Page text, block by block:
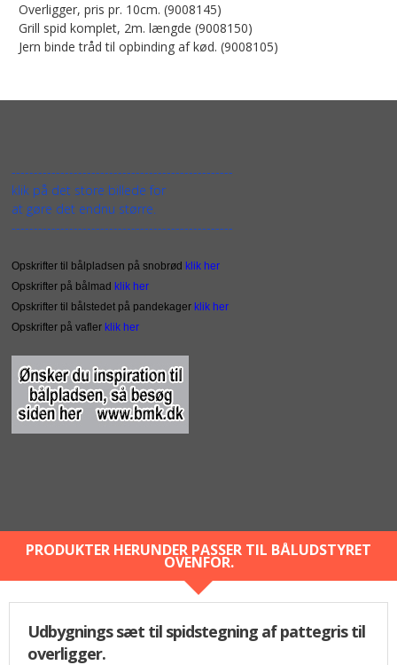
Overligger, pris pr. 10cm. (9008145)
Grill spid komplet, 2m. længde (9008150)
Jern binde tråd til opbinding af kød. (9008105)
--------------------------------------------------
klik på det store billede for
at gøre det endnu større.
--------------------------------------------------
Opskrifter til bålpladsen på snobrød klik her
Opskrifter på bålmad klik her
Opskrifter til bålstedet på pandekager klik her
Opskrifter på vafler klik her
PRODUKTER HERUNDER PASSER TIL BÅLUDSTYRET
OVENFOR.
Udbygnings sæt til spidstegning af pattegris til
overligger.